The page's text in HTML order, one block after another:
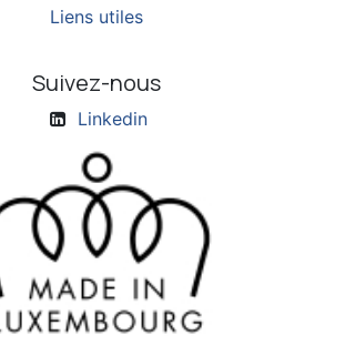
Liens utiles
Suivez-nous
Linkedin